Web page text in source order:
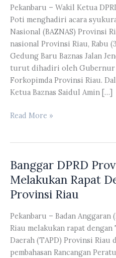
Pekanbaru – Wakil Ketua
Poti menghadiri acara
Nasional (BAZNAS) Provinsi
nasional Provinsi Riau, Rabu
Gedung Baru Baznas Jalan
turut dihadiri oleh Gubernur
Forkopimda Provinsi Riau.
Ketua Baznas Saidul Amin […]
Wakil
Riau
Syafaruddin
Menghadiri
Acara
Syukuran
Kantor
BAZNAS
Read More »
Banggar DPRD
Melakukan Rapat
Provinsi Riau
Pekanbaru – Badan Anggaran
Riau melakukan rapat
Daerah (TAPD) Provinsi Riau
pembahasan Rancangan